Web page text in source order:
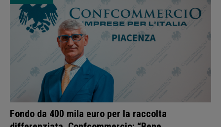
Fondo da 400 mila euro per la raccolta